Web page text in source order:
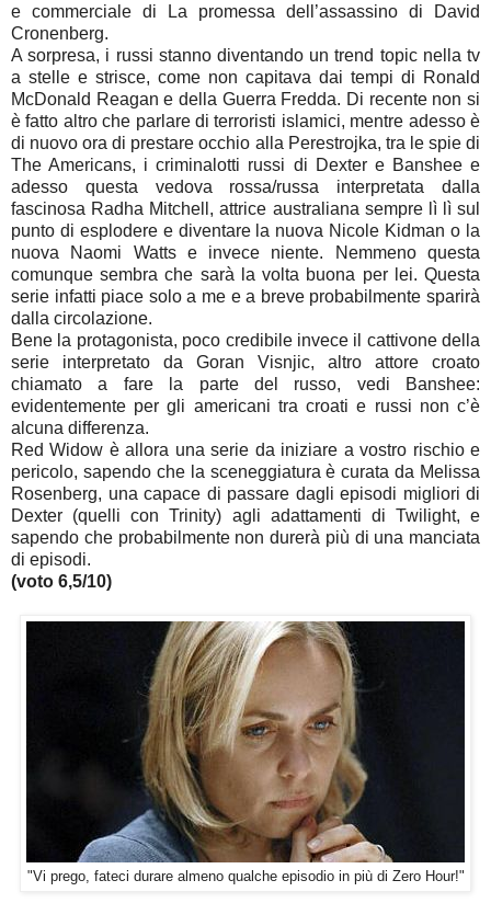
e commerciale di La promessa dell’assassino di David
Cronenberg.
A sorpresa, i russi stanno diventando un trend topic nella tv
a stelle e strisce, come non capitava dai tempi di Ronald
McDonald Reagan e della Guerra Fredda. Di recente non si
è fatto altro che parlare di terroristi islamici, mentre adesso è
di nuovo ora di prestare occhio alla Perestrojka, tra le spie di
The Americans, i criminalotti russi di Dexter e Banshee e
adesso questa vedova rossa/russa interpretata dalla
fascinosa Radha Mitchell, attrice australiana sempre lì lì sul
punto di esplodere e diventare la nuova Nicole Kidman o la
nuova Naomi Watts e invece niente. Nemmeno questa
comunque sembra che sarà la volta buona per lei. Questa
serie infatti piace solo a me e a breve probabilmente sparirà
dalla circolazione.
Bene la protagonista, poco credibile invece il cattivone della
serie interpretato da Goran Visnjic, altro attore croato
chiamato a fare la parte del russo, vedi Banshee:
evidentemente per gli americani tra croati e russi non c’è
alcuna differenza.
Red Widow è allora una serie da iniziare a vostro rischio e
pericolo, sapendo che la sceneggiatura è curata da Melissa
Rosenberg, una capace di passare dagli episodi migliori di
Dexter (quelli con Trinity) agli adattamenti di Twilight, e
sapendo che probabilmente non durerà più di una manciata
di episodi.
(voto 6,5/10)
"Vi prego, fateci durare almeno qualche episodio in più di Zero Hour!"